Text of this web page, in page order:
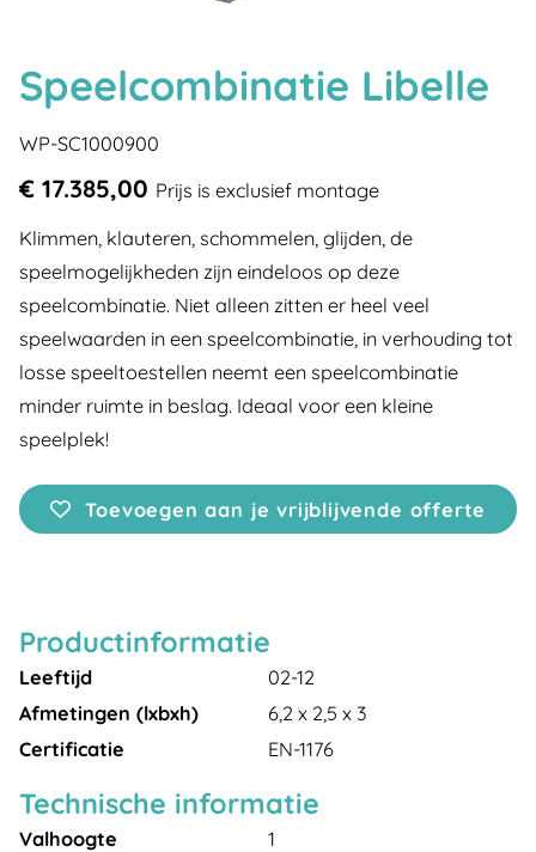
Speelcombinatie Libelle
WP-SC1000900
€ 17.385,00 Prijs is exclusief montage
Klimmen, klauteren, schommelen, glijden, de
speelmogelijkheden zijn eindeloos op deze
speelcombinatie. Niet alleen zitten er heel veel
speelwaarden in een speelcombinatie, in verhouding tot
losse speeltoestellen neemt een speelcombinatie
minder ruimte in beslag. Ideaal voor een kleine
speelplek!
Toevoegen aan je vrijblijvende offerte
Productinformatie
Leeftijd
02-12
Afmetingen (lxbxh)
6,2 x 2,5 x 3
Certificatie
EN-1176
Technische informatie
Valhoogte
1